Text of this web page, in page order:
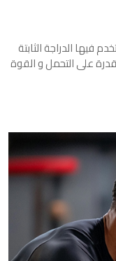
فيها الدراجة الثابتة
على التحمل و القوة